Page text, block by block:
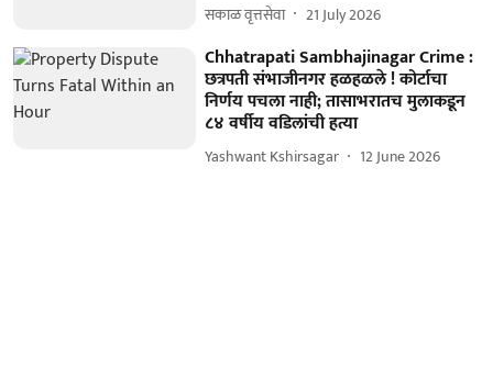
सकाळ वृत्तसेवा 21 July 2026
Chhatrapati Sambhajinagar Crime :
छत्रपती संभाजीनगर हळहळले ! कोर्टाचा
निर्णय पचला नाही; तासाभरातच मुलाकडून
८४ वर्षीय वडिलांची हत्या
Yashwant Kshirsagar 12 June 2026